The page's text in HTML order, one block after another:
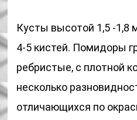
Кусты высотой 1,5 -1,8
4-5 кистей. Помидоры
ребристые, с плотной
несколько
отличающихся по